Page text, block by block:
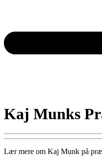
Kaj Munks
Lær mere om Kaj Munk på